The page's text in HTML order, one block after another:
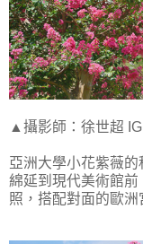
▲攝影師：徐世超
亞洲大學小花紫薇
綿延到現代美術館
照，搭配對面的歐